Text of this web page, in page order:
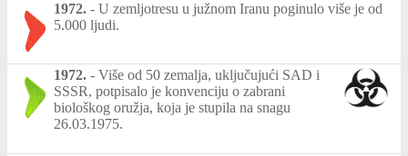
1972. - U zemljotresu u južnom Iranu poginulo više je od
5.000 ljudi.
1972. - Više od 50 zemalja, uključujući SAD i
SSSR, potpisalo je konvenciju o zabrani
biološkog oružja, koja je stupila na snagu
26.03.1975.